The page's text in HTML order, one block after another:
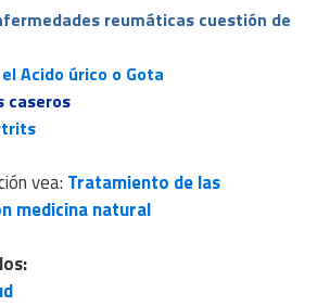
reumáticas cuestión de
Acido úrico o Gota
caseros
vea: Tratamiento de las
medicina natural